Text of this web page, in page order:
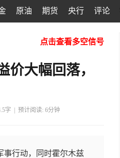
原油 期货 央行 评论
点击查看多空信号
大幅回落，
字 |预计阅读: 6分钟
事行动，同时霍尔木兹